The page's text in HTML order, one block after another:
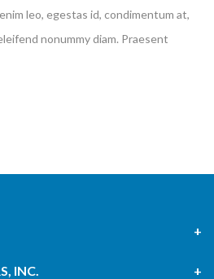
leo, egestas id, condimentum at,
nonummy diam. Praesent
INC.